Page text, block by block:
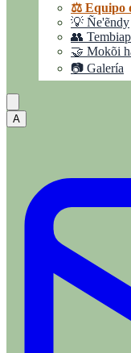
⚖️ Equipo
💡 Ñe'ẽndy
👥
🤝 Mokõi
📷 Galería
A